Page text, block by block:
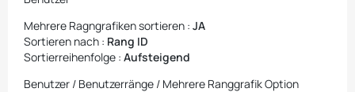
Mehrere Ragngrafiken sortieren : JA
Sortieren nach : Rang ID
Sortierreihenfolge : Aufsteigend
Benutzer / Benutzerränge / Mehrere Ranggrafik Option